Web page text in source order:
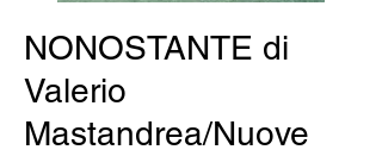
NONOSTANTE di
Valerio
Mastandrea/Nuove